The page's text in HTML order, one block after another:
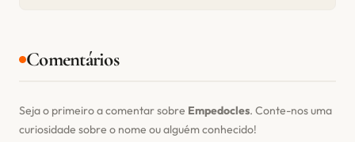
Comentários
Seja o primeiro a comentar sobre Empedocles. Conte-nos uma
curiosidade sobre o nome ou alguém conhecido!